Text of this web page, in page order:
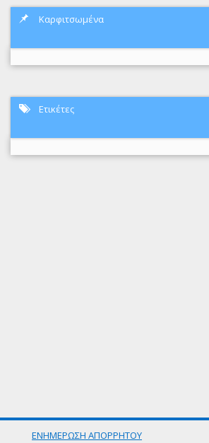
Καρφιτσωμένα
Ετικέτες
ΕΝΗΜΕΡΩΣΗ ΑΠΟΡΡΗΤΟΥ